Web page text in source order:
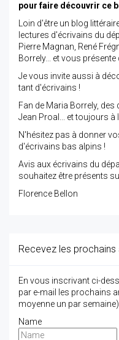
pour faire découvrir ce
Loin d'être un blog
lectures d'écrivains du
Pierre Magnan, René
Borrely... et vous
Je vous invite aussi à
tant d'écrivains !
Fan de Maria Borrely,
Jean Proal... et toujours
N'hésitez pas à donner
d'écrivains bas alpins !
Avis aux écrivains du
souhaitez être présents
Florence Bellon
Recevez les prochains
En vous inscrivant ci-
par e-mail les prochains
moyenne un par semaine)
Name